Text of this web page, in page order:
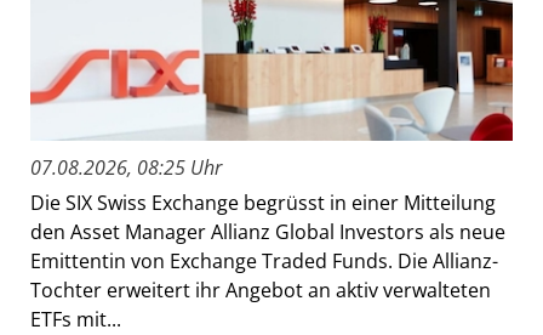
07.08.2026, 08:25 Uhr
Die SIX Swiss Exchange begrüsst in einer Mitteilung
den Asset Manager Allianz Global Investors als neue
Emittentin von Exchange Traded Funds. Die Allianz-
Tochter erweitert ihr Angebot an aktiv verwalteten
ETFs mit...